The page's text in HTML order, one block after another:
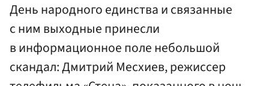
День народного единства и связанные
с ним выходные принесли
в информационное поле небольшой
скандал: Дмитрий Месхиев, режиссер